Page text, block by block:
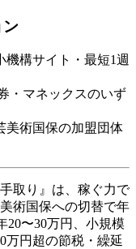
機構サイト・最短1週
・マネックスのいず
美術国保の加盟団体
取り』は、稼ぐ力で
術国保への切替で年
20〜30万円、小規模
万円超の節税・繰延